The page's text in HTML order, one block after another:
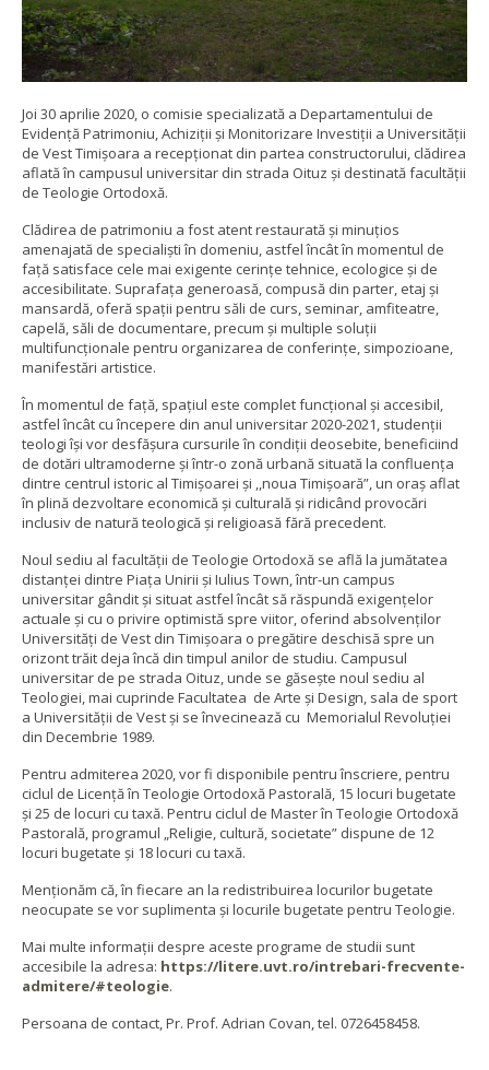
Joi 30 aprilie 2020, o comisie specializată a Departamentului de
Evidență Patrimoniu, Achiziții și Monitorizare Investiții a Universităţii
de Vest Timişoara a recepţionat din partea constructorului, clădirea
aflată în campusul universitar din strada Oituz şi destinată facultăţii
de Teologie Ortodoxă.
Clădirea de patrimoniu a fost atent restaurată şi minuţios
amenajată de specialişti în domeniu, astfel încât în momentul de
faţă satisface cele mai exigente cerinţe tehnice, ecologice şi de
accesibilitate. Suprafaţa generoasă, compusă din parter, etaj şi
mansardă, oferă spaţii pentru săli de curs, seminar, amfiteatre,
capelă, săli de documentare, precum şi multiple soluţii
multifuncţionale pentru organizarea de conferinţe, simpozioane,
manifestări artistice.
În momentul de faţă, spaţiul este complet funcţional şi accesibil,
astfel încât cu începere din anul universitar 2020-2021, studenţii
teologi îşi vor desfăşura cursurile în condiţii deosebite, beneficiind
de dotări ultramoderne şi într-o zonă urbană situată la confluenţa
dintre centrul istoric al Timişoarei şi ,,noua Timişoară”, un oraş aflat
în plină dezvoltare economică şi culturală şi ridicând provocări
inclusiv de natură teologică şi religioasă fără precedent.
Noul sediu al facultăţii de Teologie Ortodoxă se află la jumătatea
distanţei dintre Piaţa Unirii şi Iulius Town, într-un campus
universitar gândit şi situat astfel încât să răspundă exigenţelor
actuale şi cu o privire optimistă spre viitor, oferind absolvenţilor
Universităţi de Vest din Timişoara o pregătire deschisă spre un
orizont trăit deja încă din timpul anilor de studiu. Campusul
universitar de pe strada Oituz, unde se găseşte noul sediu al
Teologiei, mai cuprinde Facultatea de Arte şi Design, sala de sport
a Universităţii de Vest şi se învecinează cu Memorialul Revoluţiei
din Decembrie 1989.
Pentru admiterea 2020, vor fi disponibile pentru înscriere, pentru
ciclul de Licenţă în Teologie Ortodoxă Pastorală, 15 locuri bugetate
şi 25 de locuri cu taxă. Pentru ciclul de Master în Teologie Ortodoxă
Pastorală, programul „Religie, cultură, societate” dispune de 12
locuri bugetate şi 18 locuri cu taxă.
Menţionăm că, în fiecare an la redistribuirea locurilor bugetate
neocupate se vor suplimenta şi locurile bugetate pentru Teologie.
Mai multe informaţii despre aceste programe de studii sunt
accesibile la adresa: https://litere.uvt.ro/intrebari-frecvente-
admitere/#teologie.
Persoana de contact, Pr. Prof. Adrian Covan, tel. 0726458458.